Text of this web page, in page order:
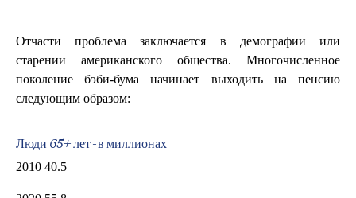
Отчасти проблема заключается в демографии или
старении американского общества. Многочисленное
поколение бэби-бума начинает выходить на пенсию
следующим образом:
Люди 65+ лет - в миллионах
2010 40.5